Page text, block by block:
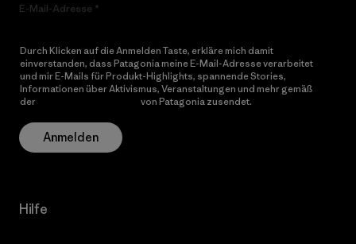
E-Mail-Adresse
Durch Klicken auf die Anmelden Taste, erkläre mich damit
einverstanden, dass Patagonia meine E-Mail-Adresse verarbeitet
und mir E-Mails für Produkt-Highlights, spannende Stories,
Informationen über Aktivismus, Veranstaltungen und mehr gemäß
der
von Patagonia zusendet.
Anmelden
Hilfe